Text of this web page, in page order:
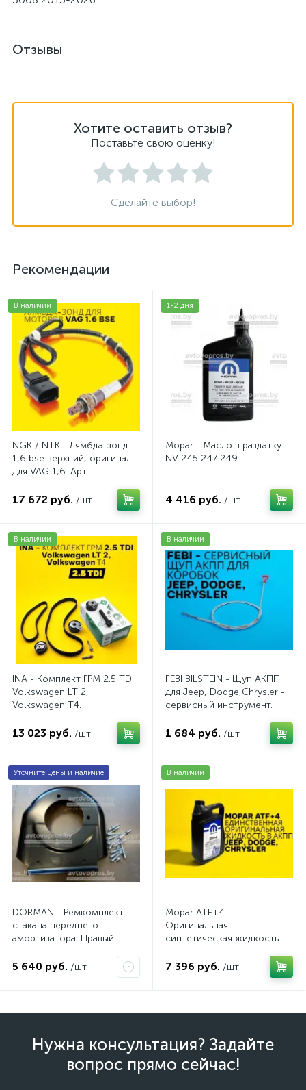
Отзывы
Хотите оставить отзыв?
Поставьте свою оценку!
Сделайте выбор!
Рекомендации
В наличии
NGK / NTK - Лямбда-зонд
1,6 bse верхний, оригинал
для VAG 1,6. Арт.
17 672 руб. /шт
1-2 дня
Mopar - Масло в раздатку
NV 245 247 249
4 416 руб. /шт
В наличии
INA - Комплект ГРМ 2.5 TDI
Volkswagen LT 2,
Volkswagen Т4.
13 023 руб. /шт
В наличии
FEBI BILSTEIN - Щуп АКПП
для Jeep, Dodge,Chrysler -
сервисный инструмент.
1 684 руб. /шт
Уточните цены и наличие
DORMAN - Ремкомплект
стакана переднего
амортизатора. Правый.
5 640 руб. /шт
В наличии
Mopar ATF+4 -
Оригинальная
синтетическая жидкость
7 396 руб. /шт
Нужна консультация? Задайте
вопрос прямо сейчас!